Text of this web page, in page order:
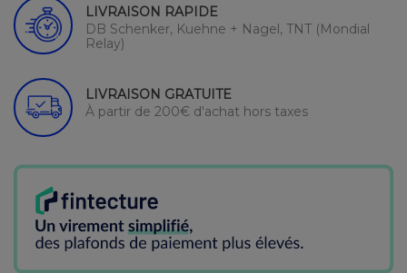
LIVRAISON RAPIDE
DB Schenker, Kuehne + Nagel, TNT (Mondial
Relay)
LIVRAISON GRATUITE
À partir de 200€ d'achat hors taxes